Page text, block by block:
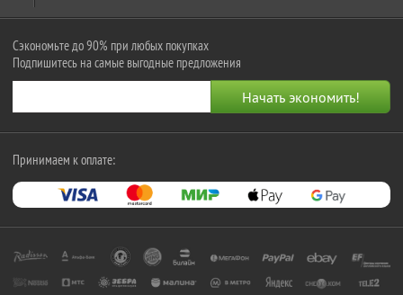
Сэкономьте до 90% при любых покупках
Подпишитесь на самые выгодные предложения
Принимаем к оплате: